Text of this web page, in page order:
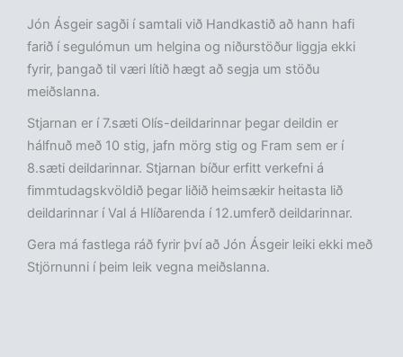
Jón Ásgeir sagði í samtali við Handkastið að hann hafi
farið í segulómun um helgina og niðurstöður liggja ekki
fyrir, þangað til væri lítið hægt að segja um stöðu
meiðslanna.
Stjarnan er í 7.sæti Olís-deildarinnar þegar deildin er
hálfnuð með 10 stig, jafn mörg stig og Fram sem er í
8.sæti deildarinnar. Stjarnan bíður erfitt verkefni á
fimmtudagskvöldið þegar liðið heimsækir heitasta lið
deildarinnar í Val á Hlíðarenda í 12.umferð deildarinnar.
Gera má fastlega ráð fyrir því að Jón Ásgeir leiki ekki með
Stjörnunni í þeim leik vegna meiðslanna.